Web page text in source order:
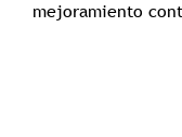
mejoramiento